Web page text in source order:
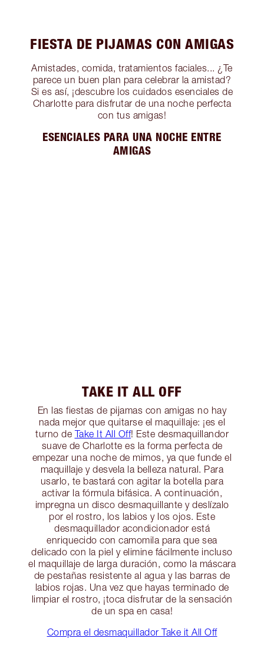
FIESTA DE PIJAMAS CON AMIGAS
Amistades, comida, tratamientos faciales... ¿Te
parece un buen plan para celebrar la amistad?
Si es así, ¡descubre los cuidados esenciales de
Charlotte para disfrutar de una noche perfecta
con tus amigas!
ESENCIALES PARA UNA NOCHE ENTRE
AMIGAS
TAKE IT ALL OFF
En las fiestas de pijamas con amigas no hay
nada mejor que quitarse el maquillaje: ¡es el
turno de Take It All Off! Este desmaquillandor
suave de Charlotte es la forma perfecta de
empezar una noche de mimos, ya que funde el
maquillaje y desvela la belleza natural. Para
usarlo, te bastará con agitar la botella para
activar la fórmula bifásica. A continuación,
impregna un disco desmaquillante y deslízalo
por el rostro, los labios y los ojos. Este
desmaquillador acondicionador está
enriquecido con camomila para que sea
delicado con la piel y elimine fácilmente incluso
el maquillaje de larga duración, como la máscara
de pestañas resistente al agua y las barras de
labios rojas. Una vez que hayas terminado de
limpiar el rostro, ¡toca disfrutar de la sensación
de un spa en casa!
Compra el desmaquillador Take it All Off